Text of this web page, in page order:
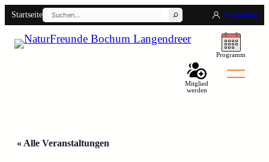
Startseite
Suchen
Anmelden
Programm
Mitglied
werden
« Alle Veranstaltungen